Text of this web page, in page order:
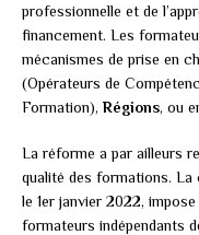
professionnelle et de
financement. Les
mécanismes de prise en
(Opérateurs de
Formation),Régions, ou
La réforme a par ailleurs
qualité des formations.
le 1er janvier 2022,
formateurs indépendants